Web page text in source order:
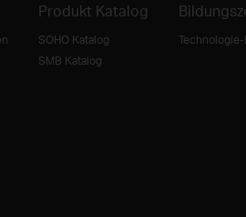
Produkt Katalog
SOHO Katalog
SMB Katalog